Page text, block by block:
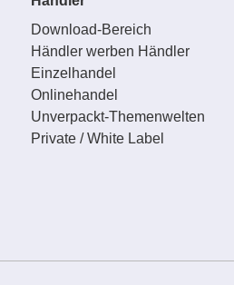
Download-Bereich
Händler werben Händler
Einzelhandel
Onlinehandel
Unverpackt-Themenwelten
Private / White Label